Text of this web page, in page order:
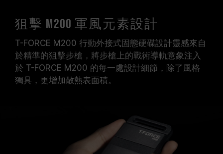
狙擊 M200 軍風元素設計
T-FORCE M200 行動外接式固態硬碟設計靈感來自
於精準的狙擊步槍，將步槍上的戰術導軌意象注入
於 T-FORCE M200 的每一處設計細節，除了風格
獨具，更增加散熱表面積。